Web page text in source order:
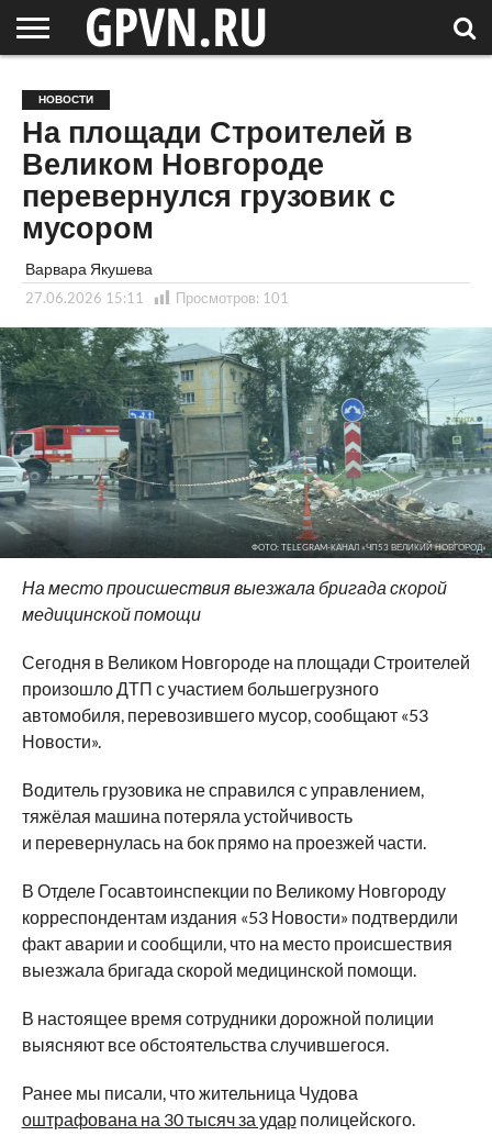
ОБЛАСТЬ
НОВОСТИ
СОСЕДЕЙ
РОССИЯ
/ МИР
СПЕЦПРОЕКТЫ
БЛОГ
СТАТЬИ
ФОТОРЕПОРТАЖИ
ИНТЕРВЬЮ
ОБЪЕКТЫ
ПОДБОРКИ
НОВОСТИ
На площади Строителей в
Великом Новгороде
перевернулся грузовик с
мусором
Варвара Якушева
27.06.2026 15:11 Просмотров: 101
ФОТО: TELEGRAM-КАНАЛ «ЧП53 ВЕЛИКИЙ НОВГОРОД»
На место происшествия выезжала бригада скорой
медицинской помощи
Сегодня в Великом Новгороде на площади Строителей
произошло ДТП с участием большегрузного
автомобиля, перевозившего мусор, сообщают «53
Новости».
Водитель грузовика не справился с управлением,
тяжёлая машина потеряла устойчивость
и перевернулась на бок прямо на проезжей части.
В Отделе Госавтоинспекции по Великому Новгороду
корреспондентам издания «53 Новости» подтвердили
факт аварии и сообщили, что на место происшествия
выезжала бригада скорой медицинской помощи.
В настоящее время сотрудники дорожной полиции
выясняют все обстоятельства случившегося.
Ранее мы писали, что жительница Чудова
оштрафована на 30 тысяч за ударполицейского.